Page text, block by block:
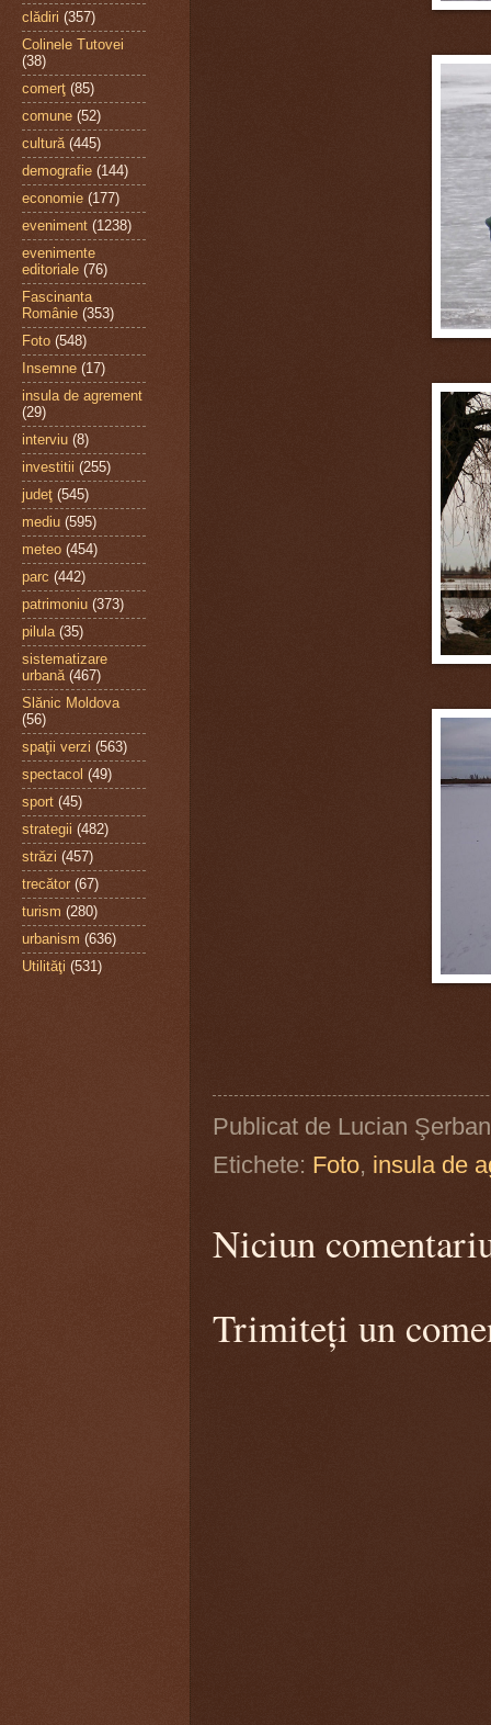
Publicat de Lucian Şerban
Etichete: Foto, insula de
Niciun
Trimiteți un
clădiri (357)
Colinele Tutovei
(38)
comerţ (85)
comune (52)
cultură (445)
demografie (144)
economie (177)
eveniment (1238)
evenimente
editoriale (76)
Fascinanta
Românie (353)
Foto (548)
Insemne (17)
insula de agrement
(29)
interviu (8)
investitii (255)
judeţ (545)
mediu (595)
meteo (454)
parc (442)
patrimoniu (373)
pilula (35)
sistematizare
urbană (467)
Slănic Moldova
(56)
spaţii verzi (563)
spectacol (49)
sport (45)
strategii (482)
străzi (457)
trecător (67)
turism (280)
urbanism (636)
Utilităţi (531)